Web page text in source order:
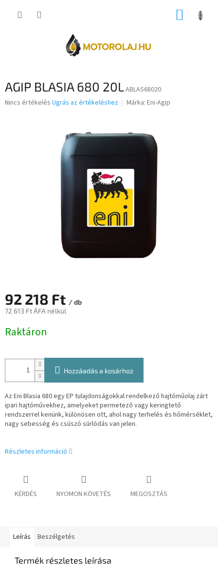
KOSÁR
AGIP BLASIA 680 20LABLAS68020
A
Nincs értékelés Ugrás az értékeléshez Márka: Eni-Agip
92 218 Ft / db
72 613 Ft ÁFA nélkül
Raktáron
Hozzáadás a kosárhoz
Az Eni Blasia 680 egy EP tulajdonságokkal rendelkező hajtóműolaj zárt
ipari hajtóművekhez, amelyeket permetező vagy keringtető
rendszerrel kenünk, különösen ott, ahol nagy terhelés és hőmérséklet,
nagy sebesség és csúszó súrlódás van jelen.
Részletes információ
KÉRDÉS NYOMON KÖVETÉS MEGOSZTÁS
Leírás Beszélgetés
Termék részletes leírása